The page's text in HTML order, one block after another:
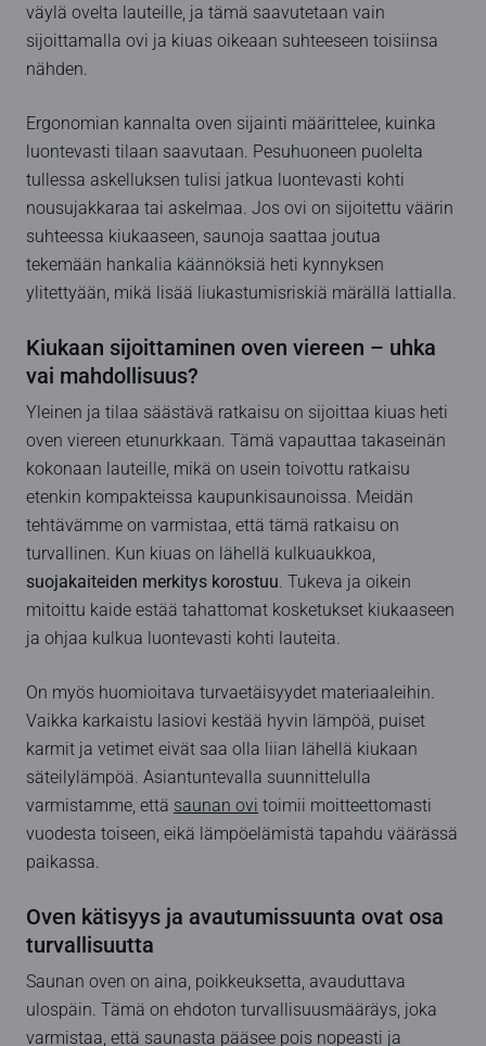
väylä ovelta lauteille, ja tämä saavutetaan vain
sijoittamalla ovi ja kiuas oikeaan suhteeseen toisiinsa
nähden.
Ergonomian kannalta oven sijainti määrittelee, kuinka
luontevasti tilaan saavutaan. Pesuhuoneen puolelta
tullessa askelluksen tulisi jatkua luontevasti kohti
nousujakkaraa tai askelmaa. Jos ovi on sijoitettu väärin
suhteessa kiukaaseen, saunoja saattaa joutua
tekemään hankalia käännöksiä heti kynnyksen
ylitettyään, mikä lisää liukastumisriskiä märällä lattialla.
Kiukaan sijoittaminen oven viereen – uhka
vai mahdollisuus?
Yleinen ja tilaa säästävä ratkaisu on sijoittaa kiuas heti
oven viereen etunurkkaan. Tämä vapauttaa takaseinän
kokonaan lauteille, mikä on usein toivottu ratkaisu
etenkin kompakteissa kaupunkisaunoissa. Meidän
tehtävämme on varmistaa, että tämä ratkaisu on
turvallinen. Kun kiuas on lähellä kulkuaukkoa,
suojakaiteiden merkitys korostuu. Tukeva ja oikein
mitoittu kaide estää tahattomat kosketukset kiukaaseen
ja ohjaa kulkua luontevasti kohti lauteita.
On myös huomioitava turvaetäisyydet materiaaleihin.
Vaikka karkaistu lasiovi kestää hyvin lämpöä, puiset
karmit ja vetimet eivät saa olla liian lähellä kiukaan
säteilylämpöä. Asiantuntevalla suunnittelulla
varmistamme, että saunan ovi toimii moitteettomasti
vuodesta toiseen, eikä lämpöelämistä tapahdu väärässä
paikassa.
Oven kätisyys ja avautumissuunta ovat osa
turvallisuutta
Saunan oven on aina, poikkeuksetta, avauduttava
ulospäin. Tämä on ehdoton turvallisuusmääräys, joka
varmistaa, että saunasta pääsee pois nopeasti ja